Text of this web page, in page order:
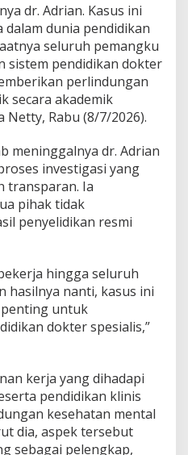
dr. Adrian. Kasus ini
dunia pendidikan
seluruh pemangku
sistem pendidikan dokter
perlindungan
secara akademik
Netty, Rabu (8/7/2026).
meninggalnya dr. Adrian
investigasi yang
transparan. Ia
pihak tidak
penyelidikan resmi
hingga seluruh
hasilnya nanti, kasus ini
untuk
dokter spesialis,”
kerja yang dihadapi
pendidikan klinis
kesehatan mental
dia, aspek tersebut
sebagai pelengkap,